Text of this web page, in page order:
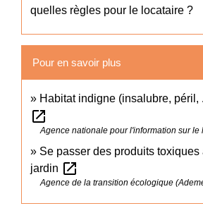
quelles règles pour le locataire ?
Pour en savoir plus
Habitat indigne (insalubre, péril,
open_in_new
Agence nationale pour l'information sur le
Se passer des produits toxiques
jardin open_in_new
Agence de la transition écologique